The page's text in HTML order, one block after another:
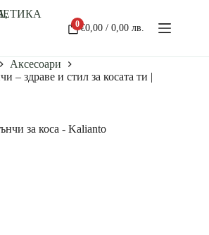
0€0,00 / 0,00 лв.
Аксесоари
– здраве и стил за косата ти |